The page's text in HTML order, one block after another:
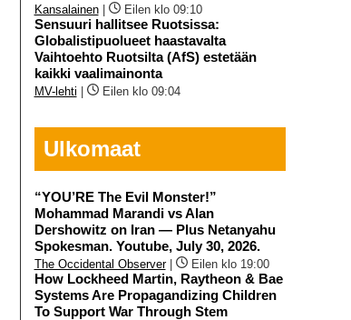
Kansalainen| Eilen klo 09:10
Sensuuri hallitsee Ruotsissa:
Globalistipuolueet haastavalta
Vaihtoehto Ruotsilta (AfS) estetään
kaikki vaalimainonta
MV-lehti Eilen klo 09:04
Ulkomaat
“YOU’RE The Evil Monster!”
Mohammad Marandi vs Alan
Dershowitz on Iran — Plus Netanyahu
Spokesman. Youtube, July 30, 2026.
The Occidental Observer| Eilen klo 19:00
How Lockheed Martin, Raytheon & Bae
Systems Are Propagandizing Children
To Support War Through Stem